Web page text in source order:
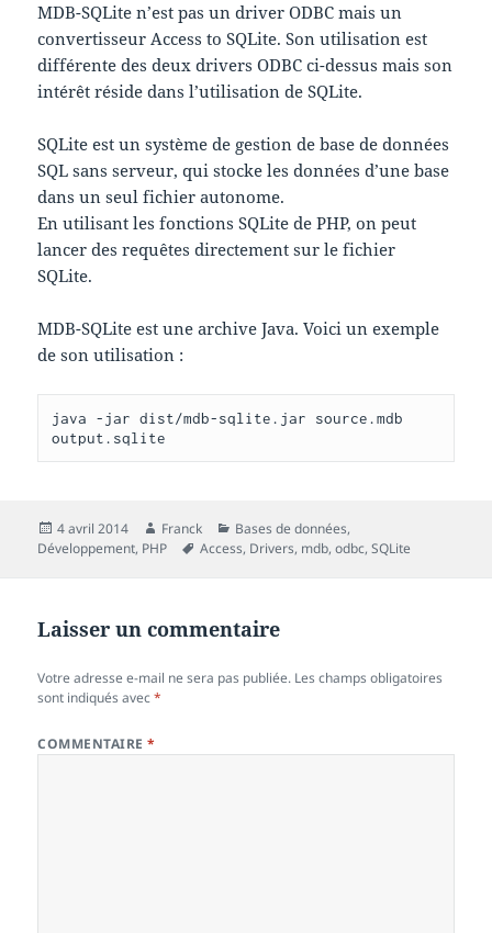
MDB-SQLite n’est pas un driver ODBC mais un
convertisseur Access to SQLite. Son utilisation est
différente des deux drivers ODBC ci-dessus mais son
intérêt réside dans l’utilisation de SQLite.
SQLite est un système de gestion de base de données
SQL sans serveur, qui stocke les données d’une base
dans un seul fichier autonome.
En utilisant les fonctions SQLite de PHP, on peut
lancer des requêtes directement sur le fichier
SQLite.
MDB-SQLite est une archive Java. Voici un exemple
de son utilisation :
java -jar dist/mdb-sqlite.jar source.mdb
output.sqlite
Publié
le
4 avril 2014 Auteur
Franck Catégories
Bases de données,
Développement, PHP
Mots-
Access, Drivers, mdb,odbc,SQLite
Laisser un commentaire
Votre adresse e-mail ne sera pas publiée. Les champs obligatoires
sont indiqués avec*
COMMENTAIRE*